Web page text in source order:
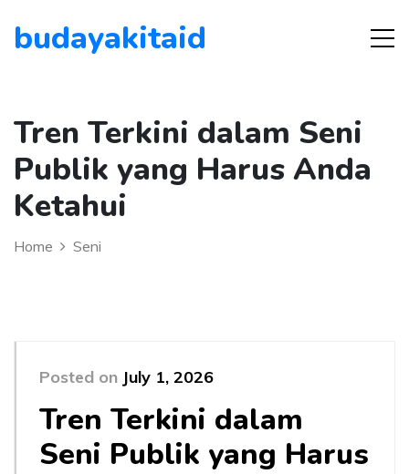
budayakitaid
Tren Terkini dalam Seni
Publik yang Harus Anda
Ketahui
Home Seni
Posted on July 1, 2026
Tren Terkini dalam
Seni Publik yang Harus